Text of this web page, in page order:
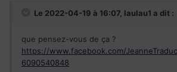
Le 2022-04-19 à 16:07, laulau1 a dit :
que pensez-vous de ça ?
https://www.facebook.com/
6090540848